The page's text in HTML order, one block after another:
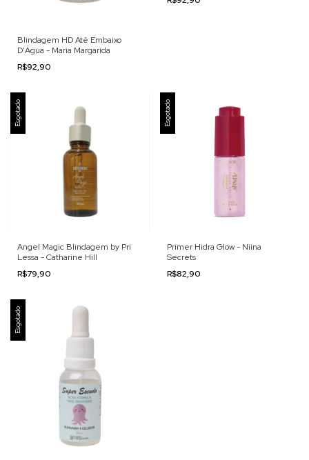
Blindagem HD Até Embaixo
D'Água - Maria Margarida
R$92,90
Esgotado
Angel Magic Blindagem by Pri
Lessa - Catharine Hill
R$79,90
Esgotado
Primer Hidra Glow - Niina
Secrets
R$82,90
Esgotado